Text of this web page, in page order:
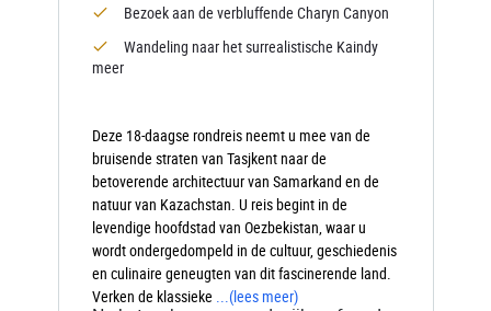
Bezoek aan de verbluffende Charyn Canyon
Wandeling naar het surrealistische Kaindy
meer
Deze 18-daagse rondreis neemt u mee van de
bruisende straten van Tasjkent naar de
betoverende architectuur van Samarkand en de
natuur van Kazachstan. U reis begint in de
levendige hoofdstad van Oezbekistan, waar u
wordt ondergedompeld in de cultuur, geschiedenis
en culinaire geneugten van dit fascinerende land.
Verken de klassieke ...(lees meer)